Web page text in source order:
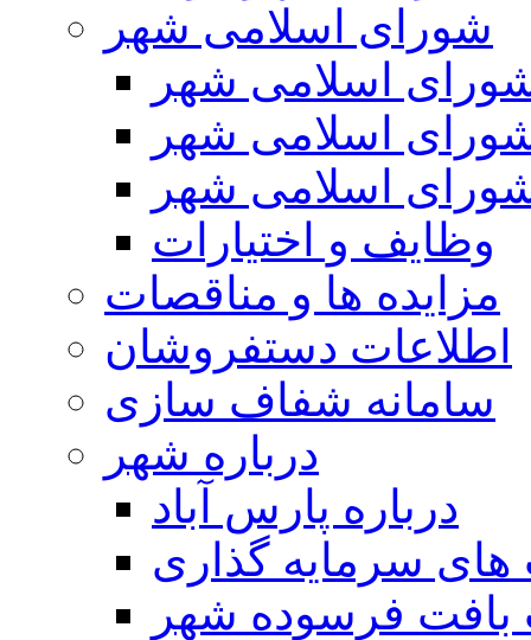
شورای اسلامی شهر
اسلامی شهر
اسلامی شهر
اسلامی شهر
وظایف و اختیارات
مزایده ها و مناقصات
اطلاعات دستفروشان
سامانه شفاف سازی
درباره شهر
درباره پارس آباد
سرمایه گذاری
بافت فرسوده شهر